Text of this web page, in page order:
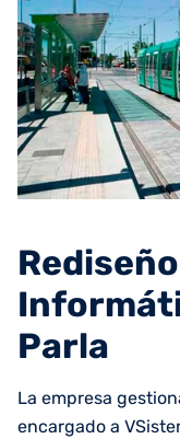
Parla
La empresa
encargado a